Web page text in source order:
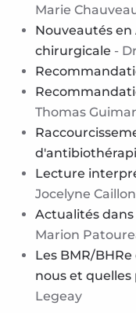
Marie
Nouveautés
chirurgicale -
Thomas
Lecture
Jocelyne Caillon
Actualités dans
Marion
Les BMR/
nous et quelles
Legeay